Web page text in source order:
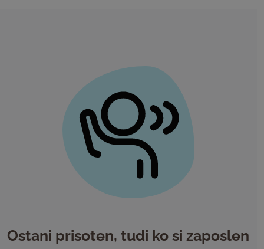
Ostani prisoten, tudi ko si zaposlen